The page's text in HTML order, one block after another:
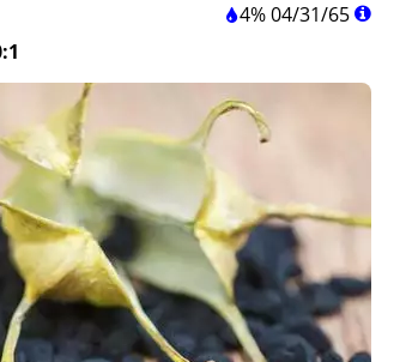
4%04/31/65